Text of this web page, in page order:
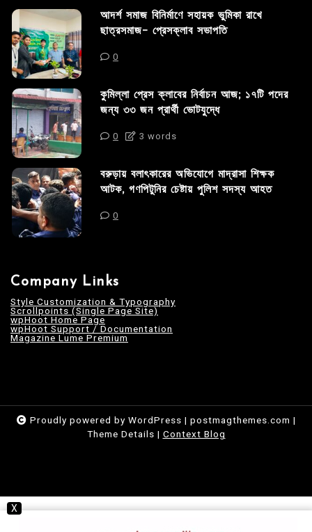
আদর্শ সমাজ বিনির্মাণে সহায়ক ভুমিকা রাখে
ছাত্রসমাজ- প্রেসক্লাব সভাপতি
0
কুমিল্লা প্রেস ক্লাবের নির্বাচন আজ; ১৭টি পদের
জন্য ৩৩ জন প্রার্থী ভোটযুদ্ধে
0 3 words
বরুড়ায় বলাৎকারের অভিযোগে মাদ্রাসা শিক্ষক
আটক, গণপিটুনির চেষ্টায় পুলিশ সদস্য আহত
0
Company Links
Style Customization & Typography
Scrollpoints (Single Page Site)
wpHoot Home Page
wpHoot Support / Documentation
Magazine Lume Premium
Proudly powered by WordPress | postmagthemes.com |
Theme Details | Context Blog
X